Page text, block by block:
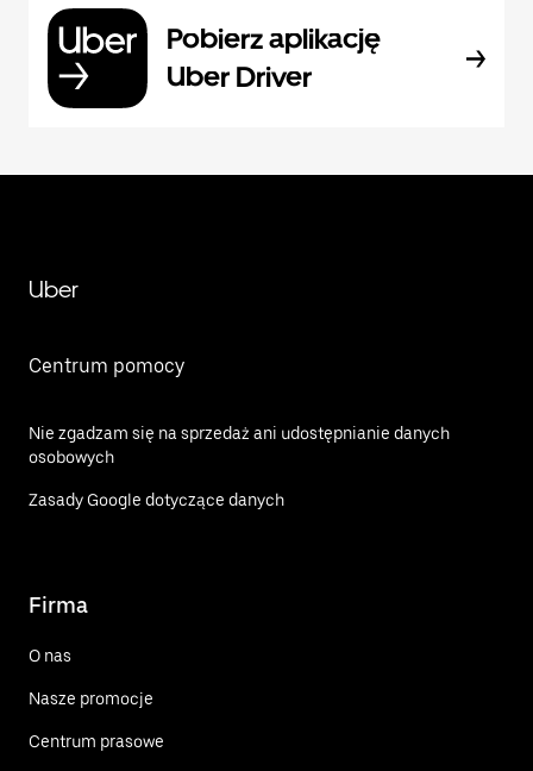
Pobierz aplikację
Uber Driver
Uber
Centrum pomocy
Nie zgadzam się na sprzedaż ani udostępnianie danych
osobowych
Zasady Google dotyczące danych
Firma
O nas
Nasze promocje
Centrum prasowe